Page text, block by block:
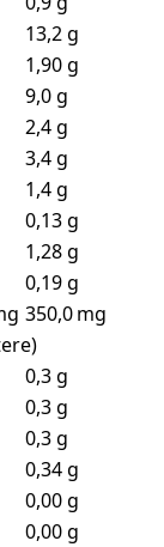
13,2 g
1,90 g
9,0 g
2,4 g
3,4 g
1,4 g
0,13 g
1,28 g
0,19 g
350,0 mg
0,3 g
0,3 g
0,3 g
0,34 g
0,00 g
0,00 g